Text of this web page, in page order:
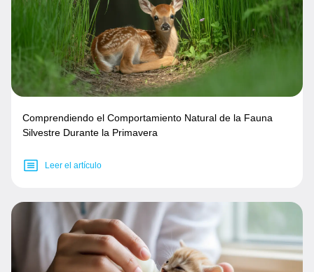
Comprendiendo el Comportamiento Natural de la Fauna
Silvestre Durante la Primavera
Leer el artículo